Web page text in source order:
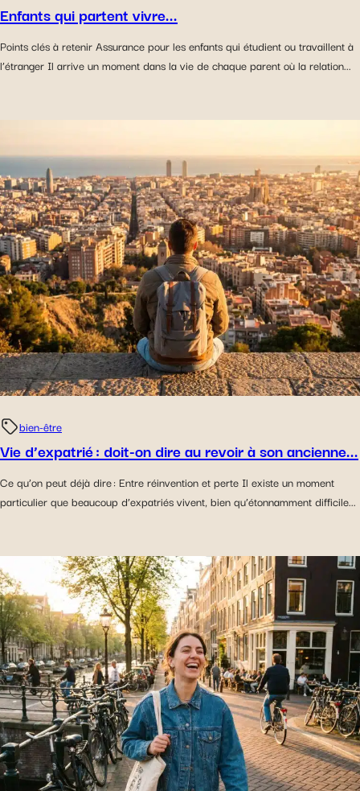
Enfants qui partent vivre...
Points clés à retenir Assurance pour les enfants qui étudient ou travaillent à
l’étranger Il arrive un moment dans la vie de chaque parent où la relation...
bien-être
Vie d’expatrié : doit-on dire au revoir à son ancienne...
Ce qu’on peut déjà dire : Entre réinvention et perte Il existe un moment
particulier que beaucoup d’expatriés vivent, bien qu’étonnamment difficile...